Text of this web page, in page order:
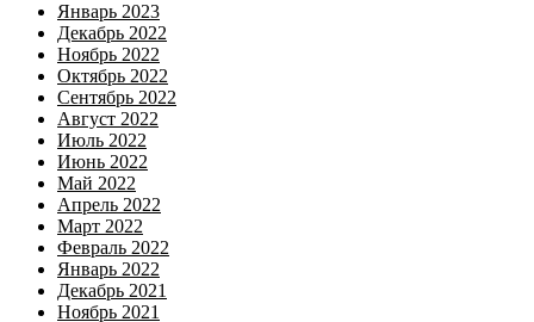
Январь 2023
Декабрь 2022
Ноябрь 2022
Октябрь 2022
Сентябрь 2022
Август 2022
Июль 2022
Июнь 2022
Май 2022
Апрель 2022
Март 2022
Февраль 2022
Январь 2022
Декабрь 2021
Ноябрь 2021